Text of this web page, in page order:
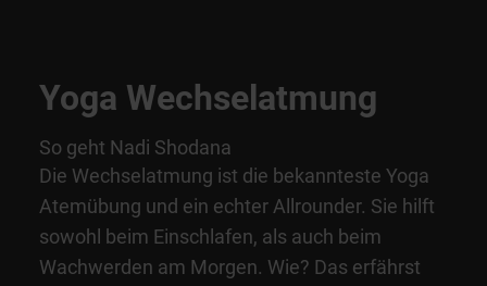
Yoga Wechselatmung
So geht Nadi Shodana
Die Wechselatmung ist die bekannteste Yoga
Atemübung und ein echter Allrounder. Sie hilft
sowohl beim Einschlafen, als auch beim
Wachwerden am Morgen. Wie? Das erfährst